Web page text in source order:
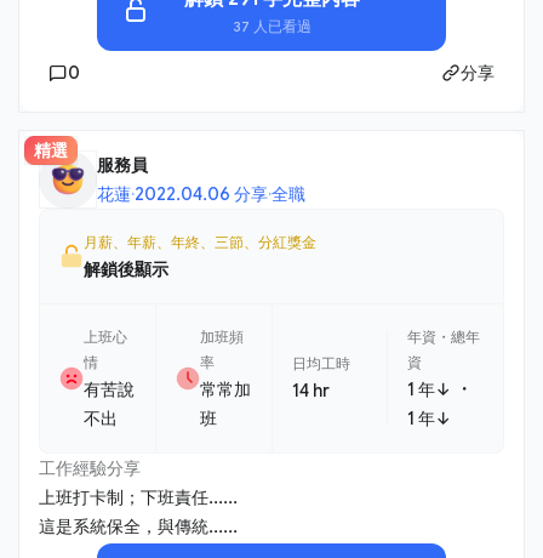
37 人已看過
0 分享
精選
服務員
花蓮·2022.04.06 分享·全職
月薪、年薪、年終、三節、分紅獎金
解鎖後顯示
上班心
情
有苦說
不出
加班頻
率
常常加
班
日均工時
14 hr
年資・總年
資
1 年↓ ・
1 年↓
工作經驗分享
上班打卡制；下班責任......
這是系統保全，與傳統......